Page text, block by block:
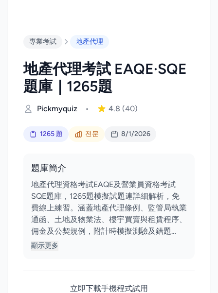
專業考試 地產代理
地產代理考試 EAQE·SQE
題庫｜1265題
Pickmyquiz • 4.8 (40)
1265 題 전문 8/1/2026
題庫簡介
地產代理資格考試EAQE及營業員資格考試
SQE題庫，1265題模擬試題連詳細解析，免
費線上練習。涵蓋地產代理條例、監管局執業
通函、土地及物業法、樓宇買賣與租賃程序、
佣金及公契規例，附計時模擬測驗及錯題…
顯示更多
立即下載手機程式試用